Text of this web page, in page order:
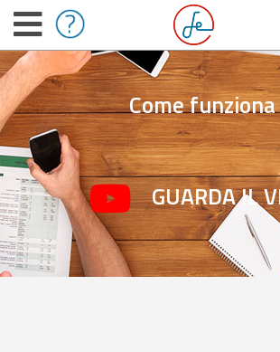
Come funziona
GUARDA IL